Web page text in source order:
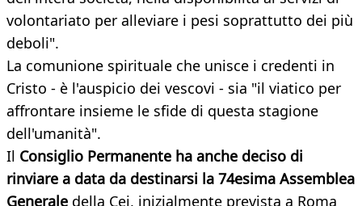
volontariato per alleviare i pesi soprattutto dei più
deboli".
La comunione spirituale che unisce i credenti in
Cristo - è l'auspicio dei vescovi - sia "il viatico per
affrontare insieme le sfide di questa stagione
dell'umanità".
Il Consiglio Permanente ha anche deciso di
rinviare a data da destinarsi la 74esima Assemblea
Generale della Cei, inizialmente prevista a Roma